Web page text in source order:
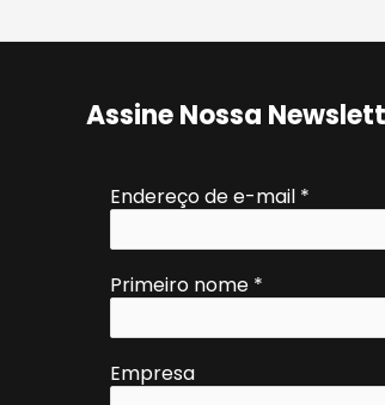
Assine Nossa
Endereço de e-mail *
Primeiro nome *
Empresa